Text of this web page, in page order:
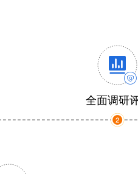
全面调研